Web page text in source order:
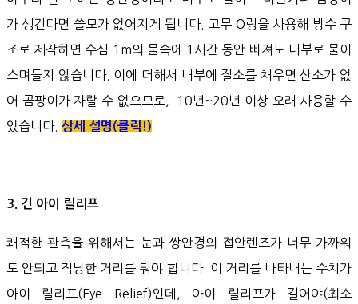
가 생긴다면 쓸모가 없어지게 됩니다. 고무 O링을 사용해 방수 구
조로 제작하면 수심 1m의 물속에 1시간 동안 빠져도 내부로 물이
스며들지 않습니다. 이에 더해서 내부에 질소를 채우면 산소가 없
어 곰팡이가 자랄 수 없으므로, 10년~20년 이상 오래 사용할 수
있습니다. 상세 설명(클릭!)
3. 긴 아이 릴리프
쾌적한 관측을 위해서는 눈과 쌍안경의 접안렌즈가 너무 가까워
도 안되고 적당한 거리를 둬야 합니다. 이 거리를 나타내는 수치가
아이 릴리프(Eye Relief)인데, 아이 릴리프가 길어야(최소